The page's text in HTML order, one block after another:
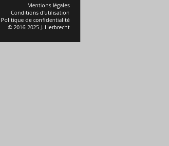
Mentions légales
Conditions d'utilisation
Politique de confidentialité
© 2016-2025 J. Herbrecht